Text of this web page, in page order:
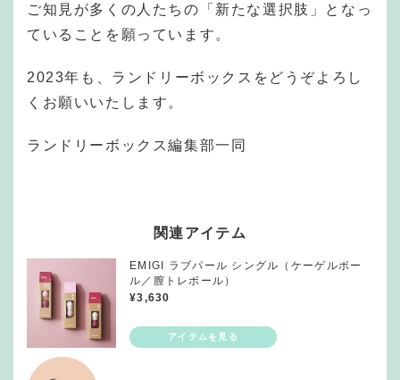
ご知見が多くの人たちの「新たな選択肢」となっ
ていることを願っています。
2023年も、ランドリーボックスをどうぞよろし
くお願いいたします。
ランドリーボックス編集部一同
関連アイテム
EMIGI ラブパール シングル（ケーゲルボー
ル／膣トレボール）
¥3,630